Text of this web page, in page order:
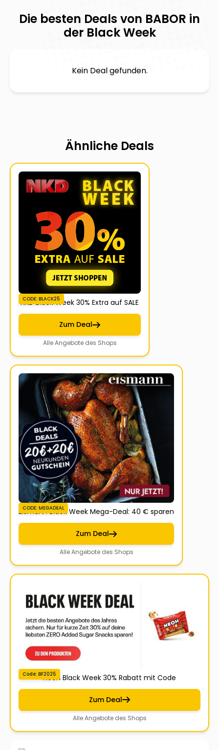
Die besten Deals von BABOR in
der Black Week
Kein Deal gefunden.
Ähnliche Deals
CODE: BLACK25
NKD Black Week 30% Extra auf SALE
Zum Deal
Alle Angebote des Shops
CODE: MEGADEAL
Eismann Black Week Mega-Deal: 40 € sparen
Zum Deal
Alle Angebote des Shops
Code: BF2025Neoh Black Week 30% Rabatt mit Code
Zum Deal
Alle Angebote des Shops